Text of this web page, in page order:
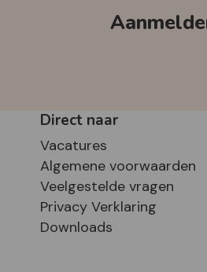
Direct naar
Vacatures
Algemene voorwaarden
Veelgestelde vragen
Privacy Verklaring
Downloads